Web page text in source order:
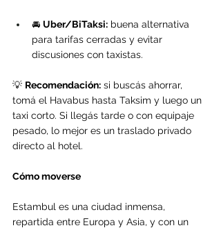
🚘 Uber/BiTaksi: buena alternativa
para tarifas cerradas y evitar
discusiones con taxistas.
💡 Recomendación: si buscás ahorrar,
tomá el Havabus hasta Taksim y luego un
taxi corto. Si llegás tarde o con equipaje
pesado, lo mejor es un traslado privado
directo al hotel.
Cómo moverse
Estambul es una ciudad inmensa,
repartida entre Europa y Asia, y con un